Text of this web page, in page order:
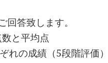
答致します。
と平均点
の成績（5段階評価）